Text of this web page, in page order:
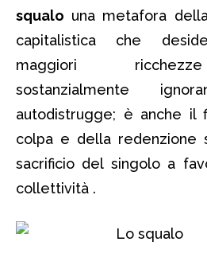
squalo una metafora
capitalistica che
maggiori
sostanzialmente
autodistrugge; è anche il
colpa e della redenzione
sacrificio del singolo a
collettività .